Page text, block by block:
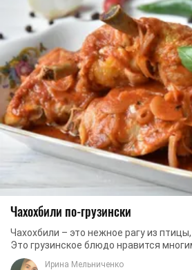
Чахохбили по-грузински
Чахохбили – это нежное рагу из
Это грузинское блюдо нравится
является сложным и не требует ...
Ирина Мельниченко